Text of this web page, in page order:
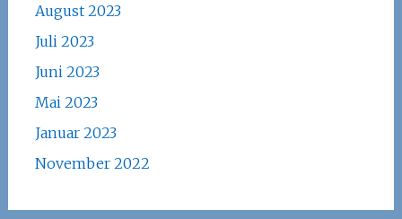
August 2023
Juli 2023
Juni 2023
Mai 2023
Januar 2023
November 2022